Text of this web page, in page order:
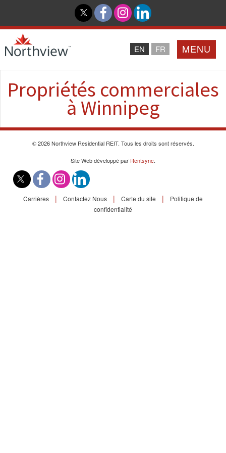
MENU
EN FR
Accueil
Partenaires
Northview PROMISE
Investisseurs
À Propos De Nous
Propriétés commerciales
à Winnipeg
© 2026 Northview Residential REIT. Tous les droits sont réservés.
Site Web développé par Rentsync.
Carrières | Contactez Nous | Carte du site |
Politique de
confidentialité